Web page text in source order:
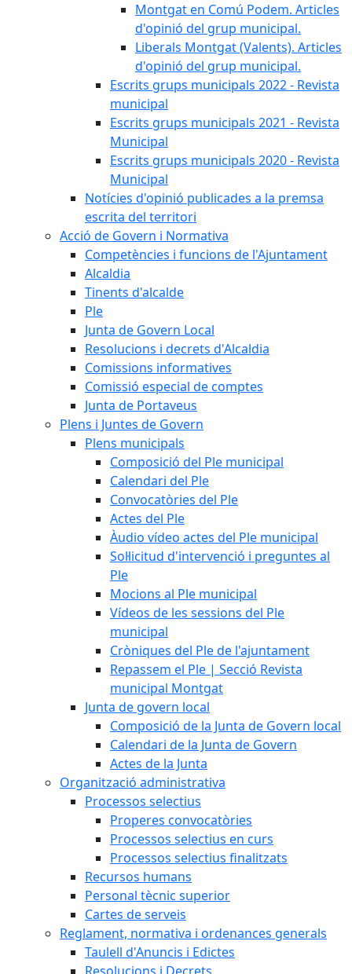
Montgat en Comú Podem. Articles
d'opinió del grup municipal.
Liberals Montgat (Valents). Articles
d'opinió del grup municipal.
Escrits grups municipals 2022 - Revista
municipal
Escrits grups municipals 2021 - Revista
Municipal
Escrits grups municipals 2020 - Revista
Municipal
Notícies d'opinió publicades a la premsa
escrita del territori
Acció de Govern i Normativa
Competències i funcions de l'Ajuntament
Alcaldia
Tinents d'alcalde
Ple
Junta de Govern Local
Resolucions i decrets d'Alcaldia
Comissions informatives
Comissió especial de comptes
Junta de Portaveus
Plens i Juntes de Govern
Plens municipals
Composició del Ple municipal
Calendari del Ple
Convocatòries del Ple
Actes del Ple
Àudio vídeo actes del Ple municipal
Sol·licitud d'intervenció i preguntes al
Ple
Mocions al Ple municipal
Vídeos de les sessions del Ple
municipal
Cròniques del Ple de l'ajuntament
Repassem el Ple | Secció Revista
municipal Montgat
Junta de govern local
Composició de la Junta de Govern local
Calendari de la Junta de Govern
Actes de la Junta
Organització administrativa
Processos selectius
Properes convocatòries
Processos selectius en curs
Processos selectius finalitzats
Recursos humans
Personal tècnic superior
Cartes de serveis
Reglament, normativa i ordenances generals
Taulell d'Anuncis i Edictes